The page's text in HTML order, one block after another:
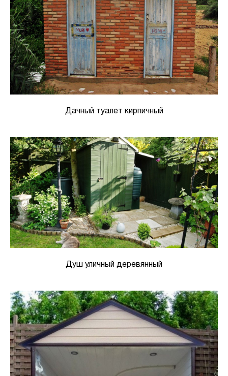
Дачный туалет кирпичный
Душ уличный деревянный